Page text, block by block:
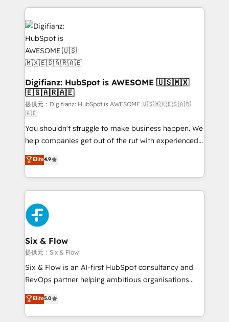
more people - Get the most out of your HubSpot
investment
operations that are causing inefficiencies, improve
customer experiences, integrate systems, and
supercharge revenue operations Key services: • CRM
Implementation • Systems Integration • Digital
Transformation / Web Development • RevOps &
Sales Consulting • Marketing Automation What
makes us different? 🚀 Top 0.5% of global HubSpot
agencies ⚙️ The strongest technical ability and
integration capabilities 💼 Consultative, long-term
partners who will embed ourselves into your
business, processes and systems 🏢 We specialise in
working with mid-market and enterprise
organisations, global organisations and those with
complex use cases 🏆 CRM Implementation,
Platform Enablement, Custom Integration and
Onboarding Accredited 🔐 ISO27001 & ISO9001
Certified
Digifianz: HubSpot is AWESOME 🇺🇸🇲🇽
🇪🇸🇦🇷🇦🇪
提供元：Digifianz: HubSpot is AWESOME 🇺🇸🇲🇽🇪🇸🇦🇷
🇦🇪
You shouldn't struggle to make business happen. We
help companies get out of the rut with experienced,
process-oriented teams implementing HubSpot
Marketing, Sales, Service, CMS and Operations Hub,
so selling and actually engaging with your customers
feels easy and pain-free. We are a top ranked
HubSpot Elite Partner, winner of Rookie of the Year
and Customer First Awards, 4.9/5 rating in HubSpot
Reviews and 4.9/5 rating in Clutch Reviews. Digifianz
helps the following industries: logistics & 3PL, home
improvement & construction, branding and
commercialization, real estate, health, education,
SaaS, Software Dev & IT and consulting, make the
the United States, EU, UAE, Mexico and Latin
America. From casual user to super fan: make
Elite4.9
Six & Flow
提供元：Six & Flow
Six & Flow is an AI-first HubSpot consultancy and
RevOps partner helping ambitious organisations
grow with clarity, confidence, and intelligence.
Operating across the UK, Netherlands, Ireland, and
Canada, we’ve delivered thousands of successful
Elite5.0